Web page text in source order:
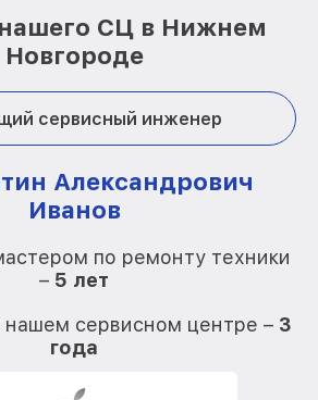
СЦ в Нижнем
Новгороде
сервисный инженер
Александрович
Иванов
по ремонту техники
– 5 лет
сервисном центре – 3
года